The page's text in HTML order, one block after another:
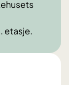
etasje.